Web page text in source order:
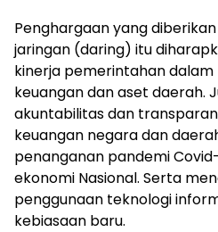
Penghargaan yang
jaringan (daring) itu
kinerja pemerintahan
keuangan dan aset daerah.
akuntabilitas dan
keuangan negara dan
penanganan pandemi
ekonomi Nasional. Serta
penggunaan teknologi
kebiasaan baru.